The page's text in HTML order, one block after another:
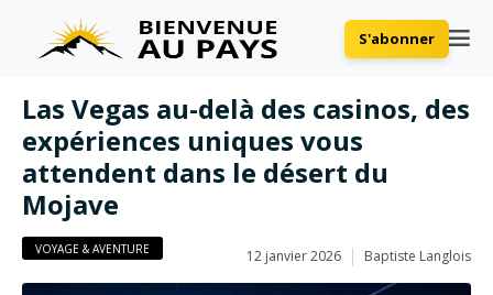
S'abonner
Las Vegas au-delà des casinos, des
expériences uniques vous
attendent dans le désert du
Mojave
VOYAGE & AVENTURE 12 janvier 2026 Baptiste Langlois